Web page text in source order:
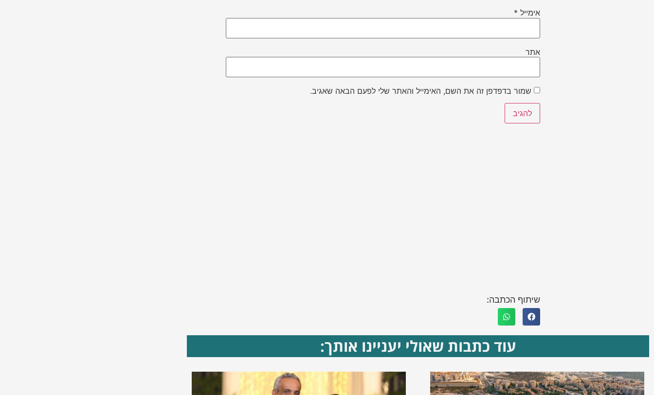
אימייל *
אתר
שמור בדפדפן זה את השם, האימייל והאתר שלי לפעם הבאה שאגיב.
שיתוף הכתבה:
עוד כתבות שאולי יעניינו אותך: